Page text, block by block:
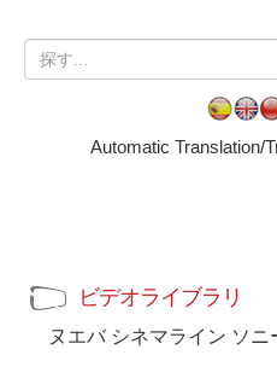
Automatic Translation/
ビデオライブラリ
ヌエバ シネマライン ソニ